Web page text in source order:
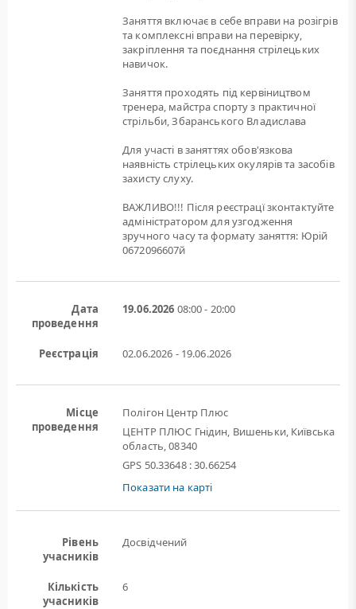
Заняття включає в себе вправи на розігрів
та комплексні вправи на перевірку,
закріплення та поєднання стрілецьких
навичок.
Заняття проходять під кервіництвом
тренера, майстра спорту з практичної
стрільби, Збаранського Владислава
Для участі в заняттях обов'язкова
наявність стрілецьких окулярів та засобів
захисту слуху.
ВАЖЛИВО!!! Після реєстрацї зконтактуйте
адміністратором для узгодження
зручного часу та формату заняття: Юрій
0672096607й
Дата
проведення
19.06.2026 08:00 - 20:00
Реєстрація 02.06.2026 - 19.06.2026
Місце
проведення
Полігон Центр Плюс
ЦЕНТР ПЛЮС Гнідин, Вишеньки, Київська
область, 08340
GPS 50.33648 : 30.66254
Показати на карті
Рівень
учасників
Досвідчений
Кількість
учасників
6